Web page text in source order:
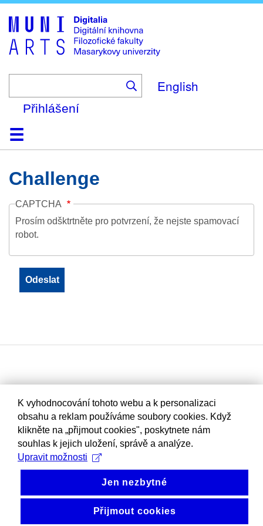
to
main
content
English
Přihlášení
DomůKolekce
Prohlížení
Vyhledávání
O platformě
Nápověda
KontaktDigitalia
Challenge
CAPTCHA
Prosím odšktrtněte pro potvrzení, že nejste spamovací
robot.
K vyhodnocování tohoto webu a k personalizaci
obsahu a reklam používáme soubory cookies. Když
klikněte na „přijmout cookies", poskytnete nám
souhlas k jejich uložení, správě a analýze.
Upravit možnosti
Jen nezbytné
Přijmout cookies